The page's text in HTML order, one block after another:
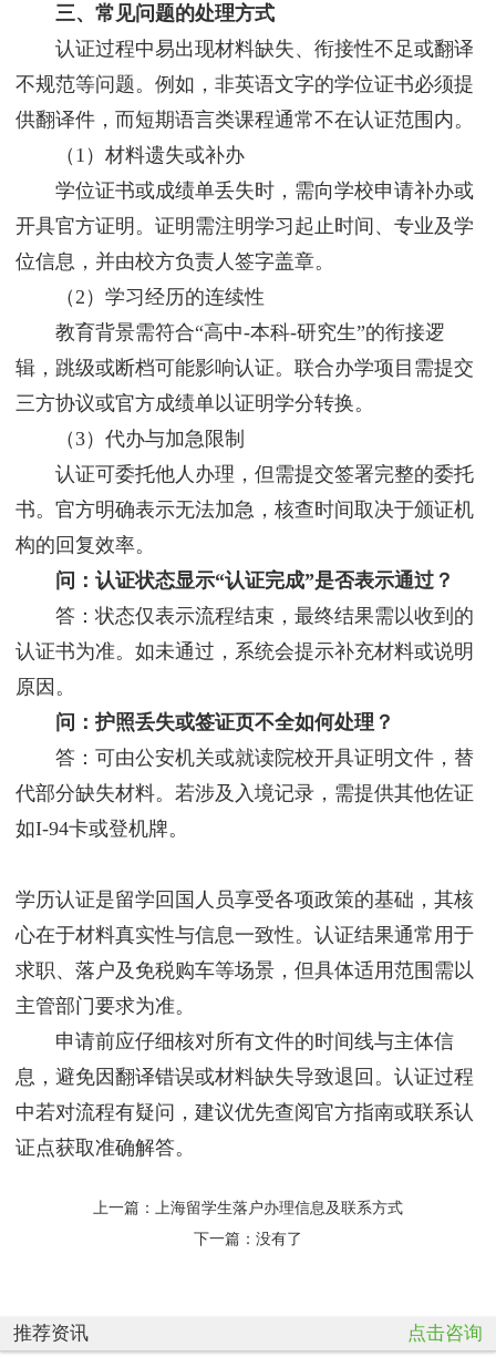
三、常见问题的处理方式
认证过程中易出现材料缺失、衔接性不足或翻译
不规范等问题。例如，非英语文字的学位证书必须提
供翻译件，而短期语言类课程通常不在认证范围内。
（1）材料遗失或补办
学位证书或成绩单丢失时，需向学校申请补办或
开具官方证明。证明需注明学习起止时间、专业及学
位信息，并由校方负责人签字盖章。
（2）学习经历的连续性
教育背景需符合“高中-本科-研究生”的衔接逻
辑，跳级或断档可能影响认证。联合办学项目需提交
三方协议或官方成绩单以证明学分转换。
（3）代办与加急限制
认证可委托他人办理，但需提交签署完整的委托
书。官方明确表示无法加急，核查时间取决于颁证机
构的回复效率。
问：认证状态显示“认证完成”是否表示通过？
答：状态仅表示流程结束，最终结果需以收到的
认证书为准。如未通过，系统会提示补充材料或说明
原因。
问：护照丢失或签证页不全如何处理？
答：可由公安机关或就读院校开具证明文件，替
代部分缺失材料。若涉及入境记录，需提供其他佐证
如I-94卡或登机牌。
学历认证是留学回国人员享受各项政策的基础，其核
心在于材料真实性与信息一致性。认证结果通常用于
求职、落户及免税购车等场景，但具体适用范围需以
主管部门要求为准。
申请前应仔细核对所有文件的时间线与主体信
息，避免因翻译错误或材料缺失导致退回。认证过程
中若对流程有疑问，建议优先查阅官方指南或联系认
证点获取准确解答。
上一篇：
上海留学生落户办理信息及联系方式
下一篇：没有了
推荐资讯 点击咨询